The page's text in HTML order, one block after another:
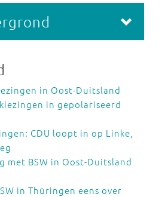
in Oost-Duitsland
in gepolariseerd
CDU loopt in op Linke,
met BSW in Oost-Duitsland
in Thüringen eens over